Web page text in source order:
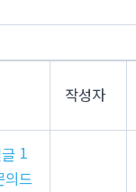
작성자
1
의드